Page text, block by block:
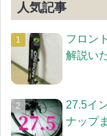
人気記事
フロン
解説い
27.5イ
ナップ